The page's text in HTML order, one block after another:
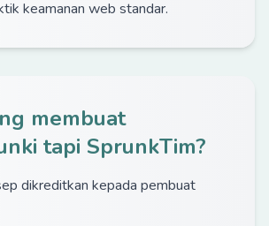
keamanan web standar.
membuat
tapi SprunkTim?
dikreditkan kepada pembuat